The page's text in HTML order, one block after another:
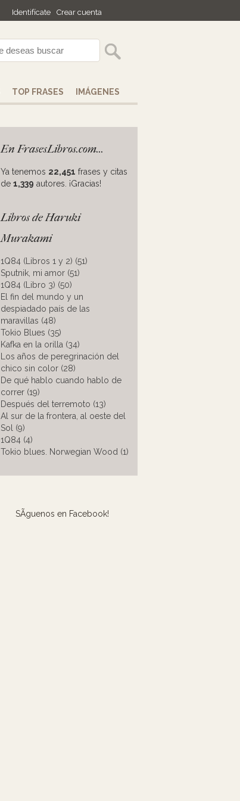
Identifícate Crear cuenta
TOP FRASES IMÁGENES
En FrasesLibros.com...
Ya tenemos 22,451 frases y citas
de 1,339 autores. ¡Gracias!
Libros de Haruki
Murakami
1Q84 (Libros 1 y 2) (51)
Sputnik, mi amor (51)
1Q84 (Libro 3) (50)
El fin del mundo y un
despiadado país de las
maravillas (48)
Tokio Blues (35)
Kafka en la orilla (34)
Los años de peregrinación del
chico sin color (28)
De qué hablo cuando hablo de
correr (19)
Después del terremoto (13)
Al sur de la frontera, al oeste del
Sol (9)
1Q84 (4)
Tokio blues. Norwegian Wood (1)
SÃ­guenos en Facebook!